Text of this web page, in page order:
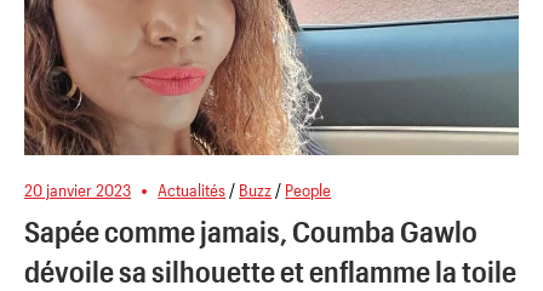
20 janvier 2023 Actualités / Buzz / People
Sapée comme jamais, Coumba Gawlo
dévoile sa silhouette et enflamme la toile